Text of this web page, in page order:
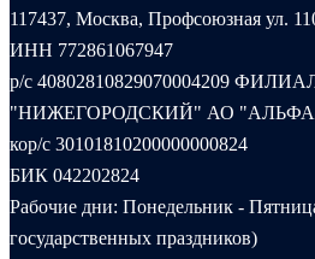
117437, Москва, Профсоюзная ул.
ИНН 772861067947
р/с 40802810829070004209
"НИЖЕГОРОДСКИЙ" АО
кор/с 30101810200000000824
БИК 042202824
Рабочие дни: Понедельник -
государственных праздников)